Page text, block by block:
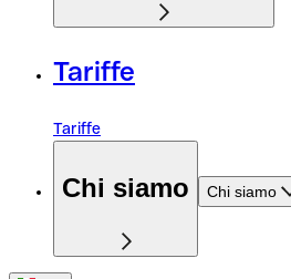
Tariffe
Tariffe
Chi siamo Chi siamo